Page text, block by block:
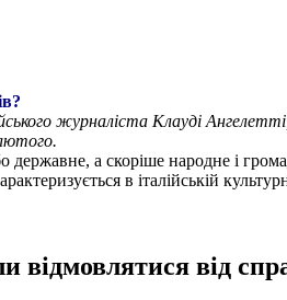
журналіста Клауді
державне, а скоріше народне і
в італійській
відмовлятися від